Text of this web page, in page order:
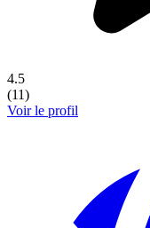
4.5
(11)
Voir le profil